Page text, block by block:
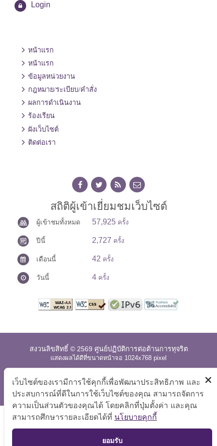
Login
หน้าแรก
หน้าแรก
ข้อมูลหน่วยงาน
กฎหมาย/ระเบียบ/คำสั่ง
ผลการดำเนินงาน
ร้องเรียน
ผังเว็บไซต์
ติดต่อเรา
สถิติผู้เข้าเยี่ยมชมเว็บไซต์
ผู้เข้าชมทั้งหมด 57,925 ครั้ง
ปีนี้ 2,727 ครั้ง
เดือนนี้ 42 ครั้ง
วันนี้ 4 ครั้ง
สงวนลิขสิทธิ์ © 2569 ศูนย์ปฏิบัติการต่อต้านการทุจริต
แสดงผลได้ดีที่ขนาดหน้าจอ 1024x768 pixel
แผนผังเว็บไซต์ คำถามที่พบบ่อย นโยบายเว็บไซต์
|
การปฏิเสธความรับผิด
TOP
เว็บไซต์ของเรามีการใช้คุกกี้เพื่อพัฒนาประสิทธิภาพ และ
ประสบการณ์ที่ดีในการใช้เว็บไซต์ของคุณ สามารถจัดการ
ความเป็นส่วนตัวของคุณได้ โดยคลิกที่ปุ่มตั้งค่า และคุณ
สามารถศึกษารายละเอียดได้ที่ นโยบายคุกกี้
ยอมรับ